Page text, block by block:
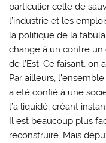
particulier celle de
l’industrie et les
la politique de la
change à un contre un
de l’Est. Ce faisant, on
Par ailleurs,
a été confié à une
l’a liquidé, créant
Il est beaucoup plus
reconstruire. Mais